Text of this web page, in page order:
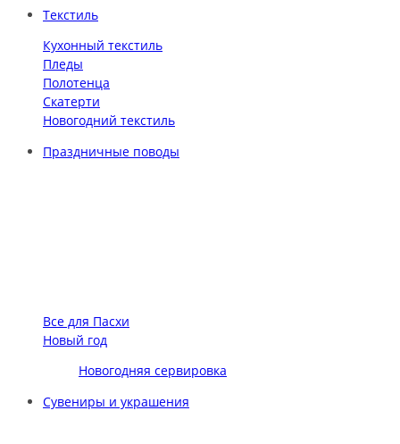
Текстиль
Кухонный текстиль
Пледы
Полотенца
Скатерти
Новогодний текстиль
Праздничные поводы
Все для Пасхи
Новый год
Новогодняя сервировка
Сувениры и украшения